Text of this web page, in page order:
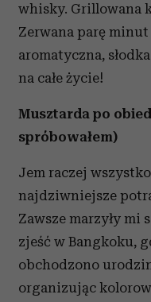
whisky. Grillowana
Zerwana parę
aromatyczna,
na całe życie!
Musztarda po
spróbowałem)
Jem raczej
najdziwniejsze
Zawsze marzyły mi
zjeść w Bangkoku,
obchodzono
organizując